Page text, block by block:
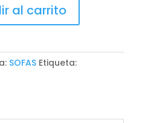
al carrito
SOFAS Etiqueta: